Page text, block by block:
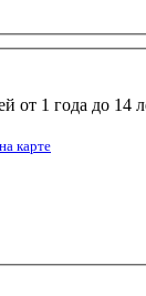
от 1 года до 14
на карте